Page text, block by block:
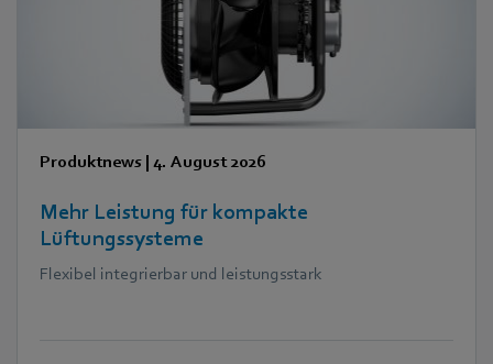
Produktnews | 4. August 2026
Mehr Leistung für kompakte
Lüftungssysteme
Flexibel integrierbar und leistungsstark